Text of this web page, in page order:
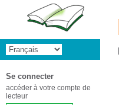
Se connecter
accéder à votre compte de
lecteur